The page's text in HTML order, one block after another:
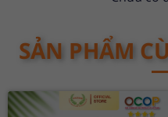
SẢN PHẨM